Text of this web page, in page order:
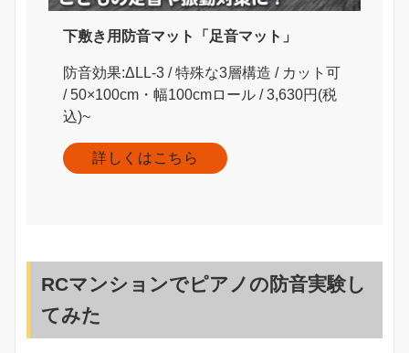
下敷き用防音マット「足音マット」
防音効果:ΔLL-3 / 特殊な3層構造 / カット可
/ 50×100cm・幅100cmロール / 3,630円(税
込)~
詳しくはこちら
RCマンションでピアノの防音実験し
てみた